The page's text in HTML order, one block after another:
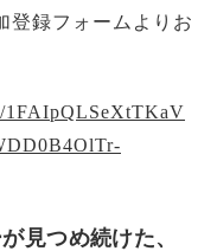
登録フォームよりお
1FAIpQLSeXtTKaV
見つめ続けた、